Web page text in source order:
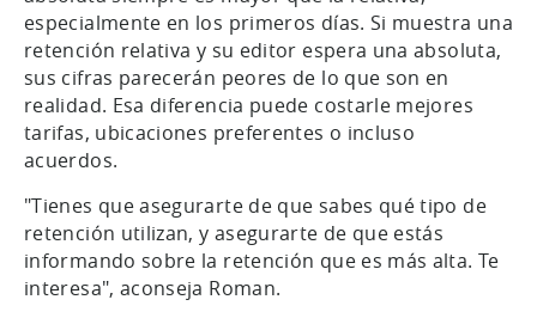
especialmente en los primeros días. Si muestra una
retención relativa y su editor espera una absoluta,
sus cifras parecerán peores de lo que son en
realidad. Esa diferencia puede costarle mejores
tarifas, ubicaciones preferentes o incluso
acuerdos.
"Tienes que asegurarte de que sabes qué tipo de
retención utilizan, y asegurarte de que estás
informando sobre la retención que es más alta. Te
interesa", aconseja Roman.